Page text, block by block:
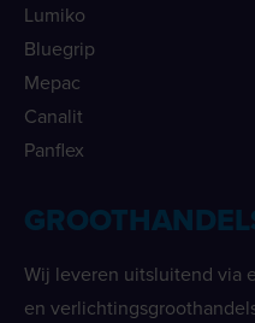
Lumiko
Bluegrip
Mepac
Canalit
Panflex
Wij leveren uitsluitend via
en